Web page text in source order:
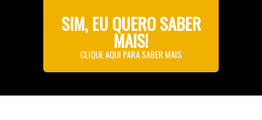
SIM, EU QUERO SABER
MAIS!
CLIQUE AQUI PARA SABER MAIS